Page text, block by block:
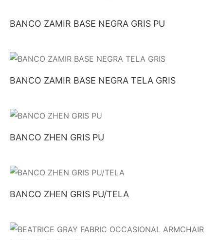
BANCO ZAMIR BASE NEGRA GRIS PU
BANCO ZAMIR BASE NEGRA TELA GRIS
BANCO ZHEN GRIS PU
BANCO ZHEN GRIS PU/TELA